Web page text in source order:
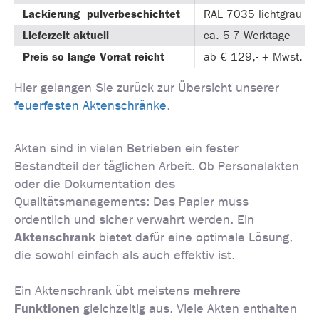
Lackierung pulverbeschichtet
RAL 7035 lichtgrau
Lieferzeit aktuell
ca. 5-7 Werktage
Preis so lange Vorrat reicht
ab € 129,- + Mwst.
Hier gelangen Sie zurück zur Übersicht unserer
feuerfesten Aktenschränke.
Akten sind in vielen Betrieben ein fester
Bestandteil der täglichen Arbeit. Ob Personalakten
oder die Dokumentation des
Qualitätsmanagements: Das Papier muss
ordentlich und sicher verwahrt werden. Ein
Aktenschrank bietet dafür eine optimale Lösung,
die sowohl einfach als auch effektiv ist.
Ein Aktenschrank übt meistens mehrere
Funktionen gleichzeitig aus. Viele Akten enthalten